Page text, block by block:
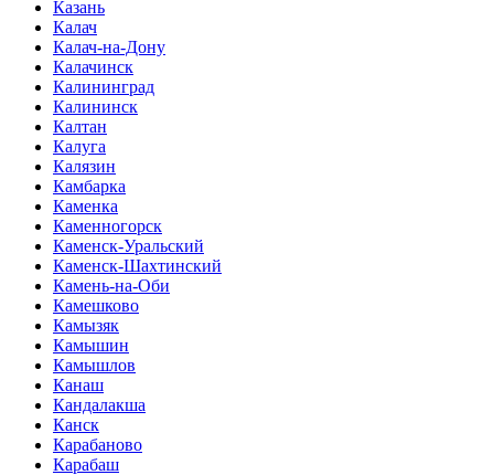
Казань
Калач
Калач-на-Дону
Калачинск
Калининград
Калининск
Калтан
Калуга
Калязин
Камбарка
Каменка
Каменногорск
Каменск-Уральский
Каменск-Шахтинский
Камень-на-Оби
Камешково
Камызяк
Камышин
Камышлов
Канаш
Кандалакша
Канск
Карабаново
Карабаш